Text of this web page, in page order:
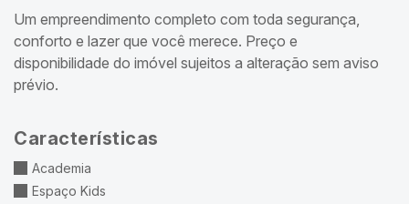
Um empreendimento completo com toda segurança,
conforto e lazer que você merece. Preço e
disponibilidade do imóvel sujeitos a alteração sem aviso
prévio.
Características
Academia
Espaço Kids